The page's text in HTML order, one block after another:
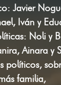
Javier
Iván y
Noli y
Ainara y
políticos,
familia,